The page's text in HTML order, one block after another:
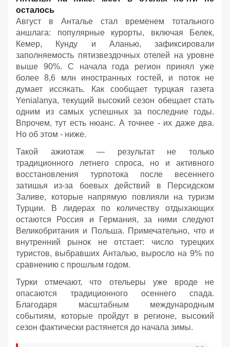
осталось
Август в Анталье стал временем тотального
аншлага: популярные курорты, включая Белек,
Кемер, Кунду и Аланью, зафиксировали
заполняемость пятизвездочных отелей на уровне
выше 90%. С начала года регион принял уже
более 8,6 млн иностранных гостей, и поток не
думает иссякать. Как сообщает турцкая газета
Yenialanya, текущий высокий сезон обещает стать
одним из самых успешных за последние годы.
Впрочем, тут есть нюанс. А точнее - их даже два.
Но об этом - ниже.
Такой ажиотаж — результат не только
традиционного летнего спроса, но и активного
восстановления турпотока после весеннего
затишья из-за боевых действий в Персидском
Заливе, которые напрямую повлияли на туризм
Турции. В лидерах по количеству отдыхающих
остаются Россия и Германия, за ними следуют
Великобритания и Польша. Примечательно, что и
внутренний рынок не отстает: число турецких
туристов, выбравших Анталью, выросло на 9% по
сравнению с прошлым годом.
Турки отмечают, что отельеры уже вроде не
опасаются традиционного осеннего спада.
Благодаря масштабным международным
событиям, которые пройдут в регионе, высокий
сезон фактически растянется до начала зимы.